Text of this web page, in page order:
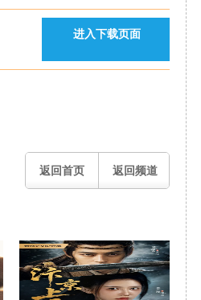
进入下载页面
返回首页 返回频道